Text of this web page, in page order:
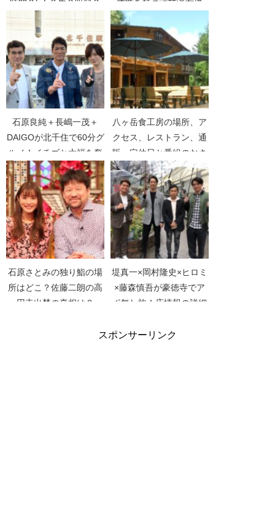
時間？5人？生？収録？
【インタビュー】
才能を持つ演技派女優
【世界一受けたい授業】
石原良純＋長嶋一茂＋
DAIGOが北千住で60分グ
ルメ！イチゴと大福を奪
い合い【火曜サプライ
ズ】
八ヶ岳食工房の場所、ア
クセス、レストラン、通
販、定休日と番組のおさ
らい【人生の楽園】
石原さとみの独り鮨の場
所はどこ？佐藤二朗の高
円寺出禁の真相は？
堤真一×岡村隆史×ヒロミ
×藤森慎吾が豪徳寺でア
ポ無し旅！店情報の詳細
【決済！忠臣蔵】
スポンサーリンク